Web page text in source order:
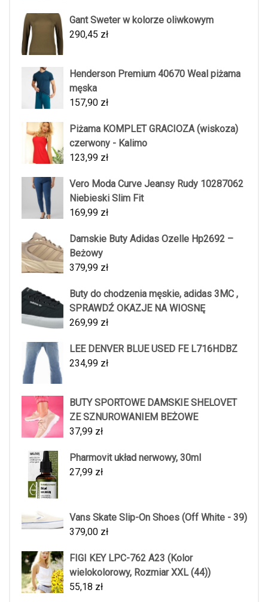
Gant Sweter w kolorze oliwkowym
290,45 zł
Henderson Premium 40670 Weal piżama
męska
157,90 zł
Piżama KOMPLET GRACIOZA (wiskoza)
czerwony - Kalimo
123,99 zł
Vero Moda Curve Jeansy Rudy 10287062
Niebieski Slim Fit
169,99 zł
Damskie Buty Adidas Ozelle Hp2692 –
Beżowy
379,99 zł
Buty do chodzenia męskie, adidas 3MC ,
SPRAWDŹ OKAZJE NA WIOSNĘ
269,99 zł
LEE DENVER BLUE USED FE L716HDBZ
234,99 zł
BUTY SPORTOWE DAMSKIE SHELOVET
ZE SZNUROWANIEM BEŻOWE
37,99 zł
Pharmovit układ nerwowy, 30ml
27,99 zł
Vans Skate Slip-On Shoes (Off White - 39)
379,00 zł
FIGI KEY LPC-762 A23 (Kolor
wielokolorowy, Rozmiar XXL (44))
55,18 zł